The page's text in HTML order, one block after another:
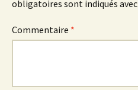
obligatoires sont indiqués avec
Commentaire *